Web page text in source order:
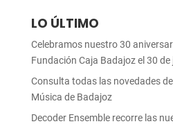
LO ÚLTIMO
Celebramos nuestro 30
Fundación Caja Badajoz el 30 de
Consulta todas las novedades
Música de Badajoz
Decoder Ensemble recorre las